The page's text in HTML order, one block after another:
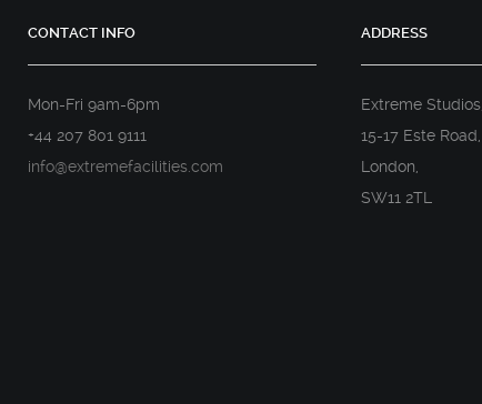
CONTACT INFO
Mon-Fri 9am-6pm
+44 207 801 9111
info@extremefacilities.com
ADDRESS
Extreme Studios,
15-17 Este Road,
London,
SW11 2TL